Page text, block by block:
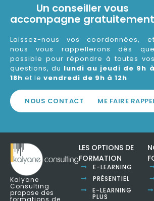
Un conseiller vous
accompagne gratuitement
Laissez-nous vos coordonnées, et
nous vous rappellerons dès que
possible pour répondre à toutes vos
questions, du lundi au jeudi de 9h à
18h et le vendredi de 9h à 12h.
NOUS CONTACTER ME FAIRE
Kalyane
Consulting
propose des
formations de
LES OPTIONS DE
FORMATION
E-LEARNING
PRÉSENTIEL
E-LEARNING
PLUS